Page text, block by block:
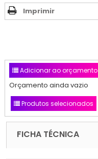
Imprimir
Adicionar ao orçamento
Orçamento ainda vazio
Produtos selecionados
FICHA TÉCNICA